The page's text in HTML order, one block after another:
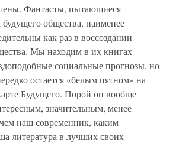
Фантасты, пытающиеся
будущего общества, наименее
как раз в воссоздании
Мы находим в их книгах
социальные прогнозы, но
остается «белым пятном» на
Будущего. Порой он вообще
значительным, менее
наш современник, каким
литература в лучших своих